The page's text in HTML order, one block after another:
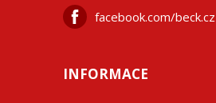
facebook.com/beck.cz
INFORMACE